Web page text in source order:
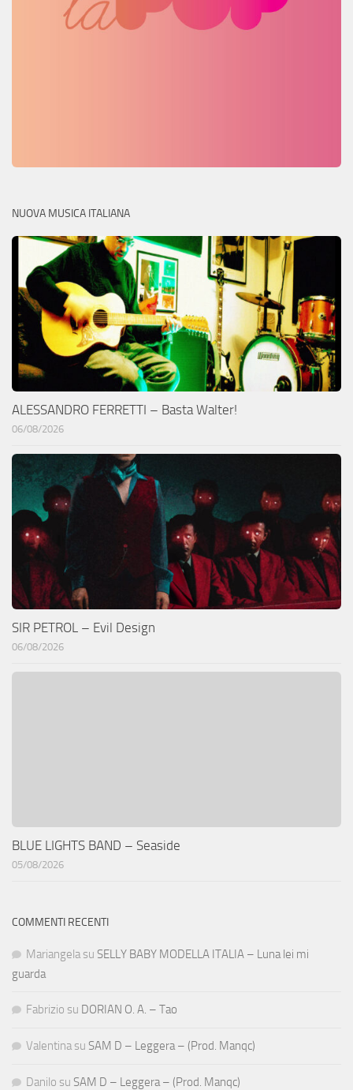
NUOVA MUSICA ITALIANA
ALESSANDRO FERRETTI – Basta Walter!
06/08/2026
SIR PETROL – Evil Design
06/08/2026
BLUE LIGHTS BAND – Seaside
05/08/2026
COMMENTI RECENTI
Mariangela su SELLY BABY MODELLA ITALIA – Luna lei mi
guarda
Fabrizio su DORIAN O. A. – Tao
Valentina su SAM D – Leggera – (Prod. Manqc)
Danilo su SAM D – Leggera – (Prod. Manqc)